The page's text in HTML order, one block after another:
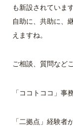
も新設されていま
自助に、共助に、
えますね。
ご相談、質問など
「ココトココ」事
「二拠点」経験者